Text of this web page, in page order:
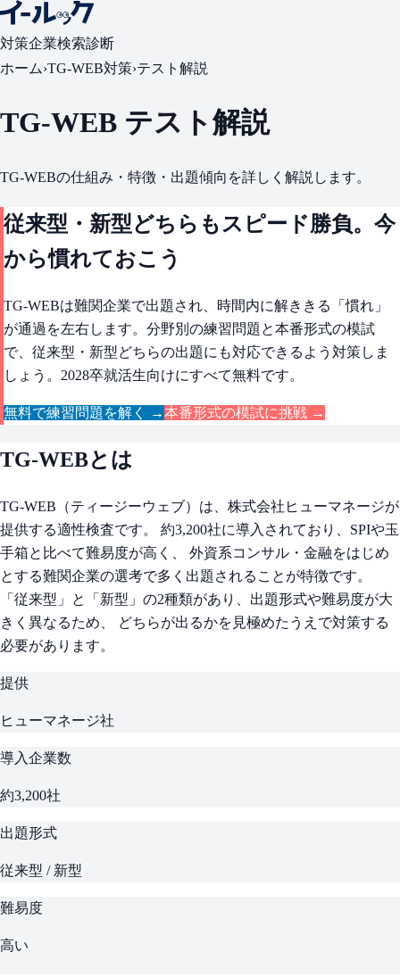
対策企業検索診断
ホーム›TG-WEB対策›テスト解説
TG-WEB テスト解説
TG-WEBの仕組み・特徴・出題傾向を詳しく解説します。
従来型・新型どちらもスピード勝負。今
から慣れておこう
TG-WEBは難関企業で出題され、時間内に解ききる「慣れ」
が通過を左右します。分野別の練習問題と本番形式の模試
で、従来型・新型どちらの出題にも対応できるよう対策しま
しょう。2028卒就活生向けにすべて無料です。
無料で練習問題を解く →本番形式の模試に挑戦 →
TG-WEBとは
TG-WEB（ティージーウェブ）は、株式会社ヒューマネージが
提供する適性検査です。 約3,200社に導入されており、SPIや玉
手箱と比べて難易度が高く、 外資系コンサル・金融をはじめ
とする難関企業の選考で多く出題されることが特徴です。
「従来型」と「新型」の2種類があり、出題形式や難易度が大
きく異なるため、 どちらが出るかを見極めたうえで対策する
必要があります。
提供
ヒューマネージ社
導入企業数
約3,200社
出題形式
従来型 / 新型
難易度
高い